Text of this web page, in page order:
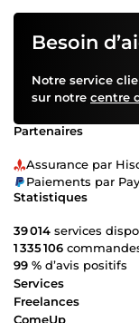
Besoin
Notre service
sur notre centre
Partenaires
Assurance par
Paiements par
Statistiques
39 014 services
1 335 106
99 % d’avis positifs
Services
Freelances
ComeUp